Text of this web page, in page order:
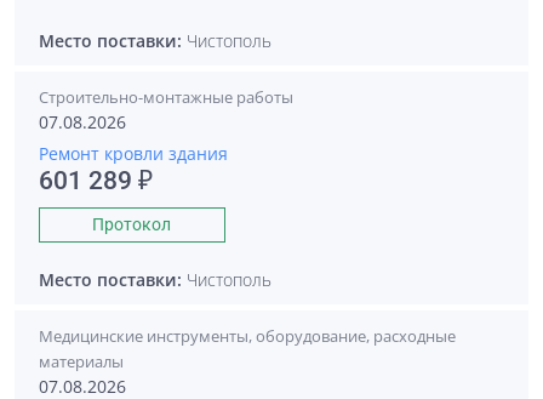
Место поставки: Чистополь
Строительно-монтажные работы
07.08.2026
Ремонт кровли здания
601 289 ₽
Протокол
Место поставки: Чистополь
Медицинские инструменты, оборудование, расходные
материалы
07.08.2026